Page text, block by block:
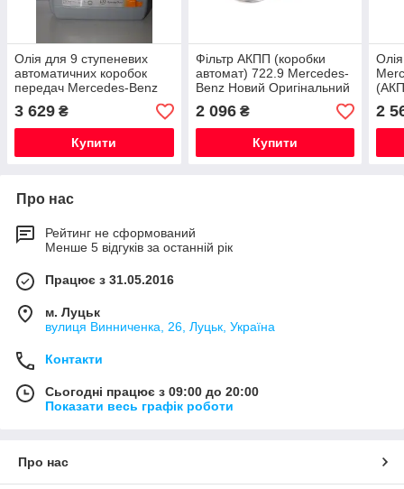
Олія для 9 ступеневих
автоматичних коробок
передач Mercedes-Benz
236.16 9G-TRONIC (ATF)
5 л
3 629 ₴
Купити
Фільтр АКПП (коробки
автомат) 722.9 Mercedes-
Benz Новий Оригінальний
2 096₴
Купити
(5л)
2
Про нас
Рейтинг не сформований
Менше 5 відгуків за останній рік
Працює з 31.05.2016
м. Луцьк
вулиця Винниченка, 26, Луцьк, Україна
Контакти
Сьогодні працює з 09:00 до 20:00
Показати весь графік роботи
Про нас